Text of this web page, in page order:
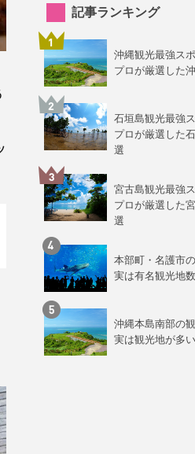
記事ランキング
沖縄観光最強ス
プロが厳選した
石垣島観光最強
プロが厳選した
選
宮古島観光最強
プロが厳選した
選
本部町・名護市
実は有名観光地
沖縄本島南部の
実は観光地が多